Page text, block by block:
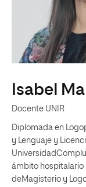
Isabel
Docente UNIR
Diplomada en
y Lenguaje y
ámbito hospitalario
deMagisterio y